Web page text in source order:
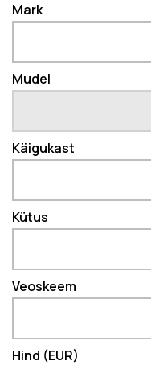
Mark
Mudel
Käigukast
Kütus
Veoskeem
Hind (EUR)